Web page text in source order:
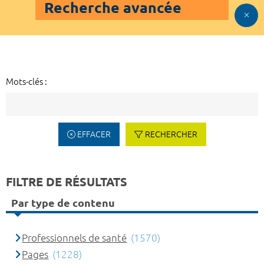
Recherche avancée
Mots-clés :
EFFACER RECHERCHER
FILTRE DE RÉSULTATS
Par type de contenu
Professionnels de santé (1570)
Pages (1228)